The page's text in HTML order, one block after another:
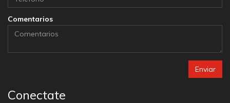
Comentarios
Enviar
Conectate